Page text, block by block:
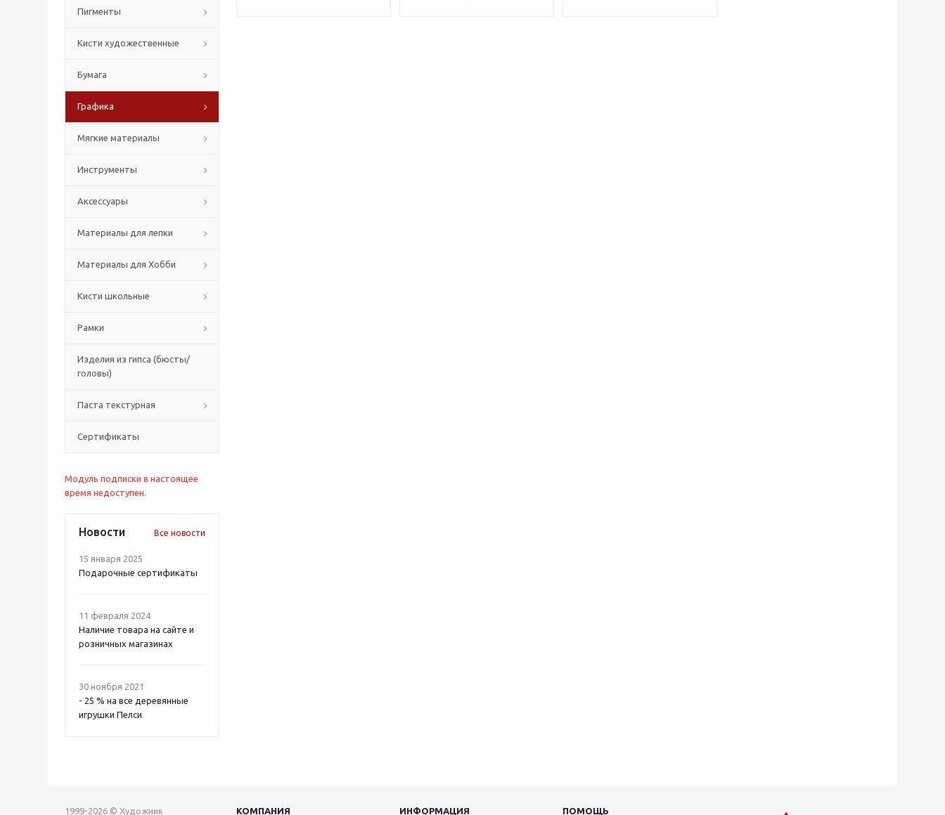
Пигменты
Кисти художественные
Бумага
Графика
Мягкие материалы
Инструменты
Аксессуары
Материалы для лепки
Материалы для Хобби
Кисти школьные
Рамки
Изделия из гипса (бюсты/
головы)
Паста текстурная
Сертификаты
Модуль подписки в настоящее
время недоступен.
Новости Все новости
15 января 2025
Подарочные сертификаты
11 февраля 2024
Наличие товара на сайте и
розничных магазинах
30 ноября 2021
- 25 % на все деревянные
игрушки Пелси
1999-2026 © Художник КОМПАНИЯ ИНФОРМАЦИЯ ПОМОЩЬ